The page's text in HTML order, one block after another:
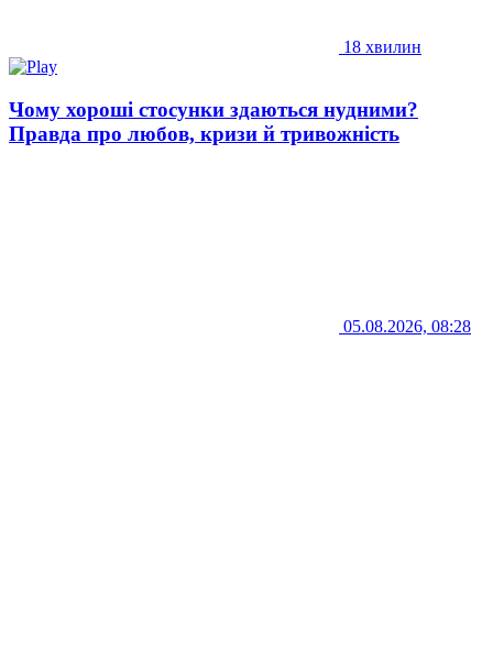
18 хвилин
Чому хороші стосунки здаються нудними?
Правда про любов, кризи й тривожність
05.08.2026, 08:28